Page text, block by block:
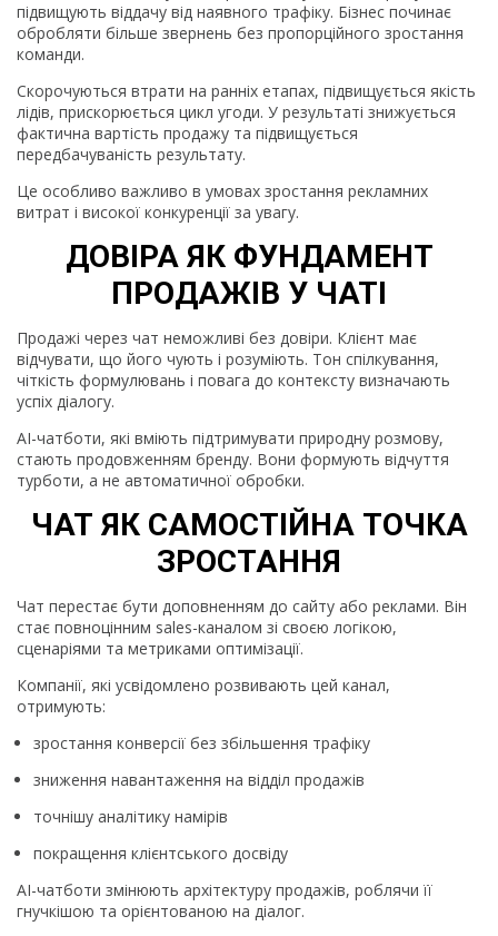
підвищують віддачу від наявного трафіку. Бізнес починає
обробляти більше звернень без пропорційного зростання
команди.
Скорочуються втрати на ранніх етапах, підвищується якість
лідів, прискорюється цикл угоди. У результаті знижується
фактична вартість продажу та підвищується
передбачуваність результату.
Це особливо важливо в умовах зростання рекламних
витрат і високої конкуренції за увагу.
ДОВІРА ЯК ФУНДАМЕНТ
ПРОДАЖІВ У ЧАТІ
Продажі через чат неможливі без довіри. Клієнт має
відчувати, що його чують і розуміють. Тон спілкування,
чіткість формулювань і повага до контексту визначають
успіх діалогу.
AI-чатботи, які вміють підтримувати природну розмову,
стають продовженням бренду. Вони формують відчуття
турботи, а не автоматичної обробки.
ЧАТ ЯК САМОСТІЙНА ТОЧКА
ЗРОСТАННЯ
Чат перестає бути доповненням до сайту або реклами. Він
стає повноцінним sales-каналом зі своєю логікою,
сценаріями та метриками оптимізації.
Компанії, які усвідомлено розвивають цей канал,
отримують:
зростання конверсії без збільшення трафіку
зниження навантаження на відділ продажів
точнішу аналітику намірів
покращення клієнтського досвіду
AI-чатботи змінюють архітектуру продажів, роблячи її
гнучкішою та орієнтованою на діалог.